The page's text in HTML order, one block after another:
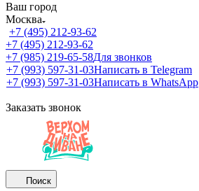
Ваш город
Москва
+7 (495) 212-93-62
+7 (495) 212-93-62
+7 (985) 219-65-58Для звонков
+7 (993) 597-31-03Написать в Telegram
+7 (993) 597-31-03Написать в WhatsApp
Заказать звонок
Поиск